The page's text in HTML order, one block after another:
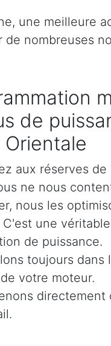
une meilleure
nombreuses
de
Orientale
aux réserves
ne nous
nous les
une
de puissance.
toujours dans
votre moteur.